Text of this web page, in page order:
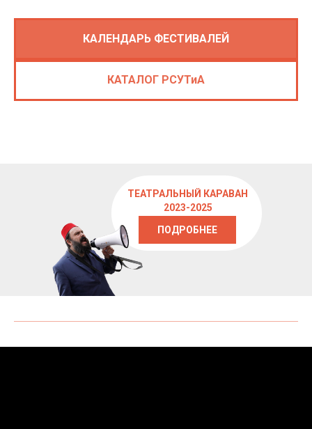
КАЛЕНДАРЬ ФЕСТИВАЛЕЙ
КАТАЛОГ РСУТиА
ТЕАТРАЛЬНЫЙ КАРАВАН
2023-2025
ПОДРОБНЕЕ